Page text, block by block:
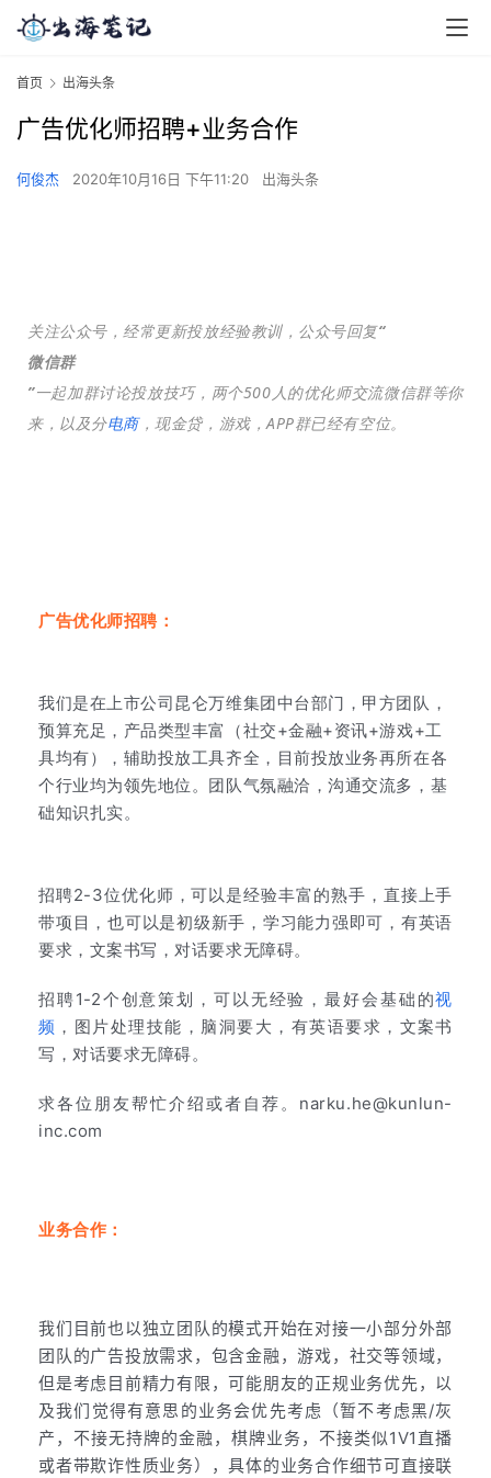
首页 出海头条
广告优化师招聘+业务合作
何俊杰 2020年10月16日 下午11:20 出海头条
关注公众号，经常更新投放经验教训，公众号回复“
微信群
”一起加群讨论投放技巧，两个500人的优化师交流微信群等你
来，以及分电商，现金贷，游戏，APP群已经有空位。
广告优化师招聘：
我们是在上市公司昆仑万维集团中台部门，甲方团队，
预算充足，产品类型丰富（社交+金融+资讯+游戏+工
具均有），辅助投放工具齐全，目前投放业务再所在各
个行业均为领先地位。团队气氛融洽，沟通交流多，基
础知识扎实。
招聘2-3位优化师，可以是经验丰富的熟手，直接上手
带项目，也可以是初级新手，学习能力强即可，有英语
要求，文案书写，对话要求无障碍。
招聘1-2个创意策划，可以无经验，最好会基础的视
频 ，图片处理技能，脑洞要大， 有英语要求，文案书
写，对话要求无障碍。
求各位朋友帮忙介绍或者自荐。narku.he@kunlun-
inc.com
业务合作：
我们目前也以独立团队的模式开始在对接一小部分外部
团队的广告投放需求，包含金融，游戏，社交等领域，
但是考虑目前精力有限，可能朋友的正规业务优先，以
及我们觉得有意思的业务会优先考虑（暂不考虑黑/灰
产，不接无持牌的金融，棋牌业务，不接类似1V1直播
或者带欺诈性质业务），具体的业务合作细节可直接联